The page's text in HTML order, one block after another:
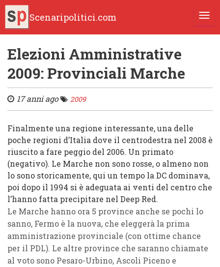
Scenaripolitici.com
Elezioni Amministrative
2009: Provinciali Marche
17 anni ago 2009
Finalmente una regione interessante, una delle
poche regioni d’Italia dove il centrodestra nel 2008 è
riuscito a fare peggio del 2006. Un primato
(negativo). Le Marche non sono rosse, o almeno non
lo sono storicamente, qui un tempo la DC dominava,
poi dopo il 1994 si è adeguata ai venti del centro che
l’hanno fatta precipitare nel Deep Red.
Le Marche hanno ora 5 province anche se pochi lo
sanno, Fermo è la nuova, che eleggerà la prima
amministrazione provinciale (con ottime chance
per il PDL). Le altre province che saranno chiamate
al voto sono Pesaro-Urbino, Ascoli Piceno e